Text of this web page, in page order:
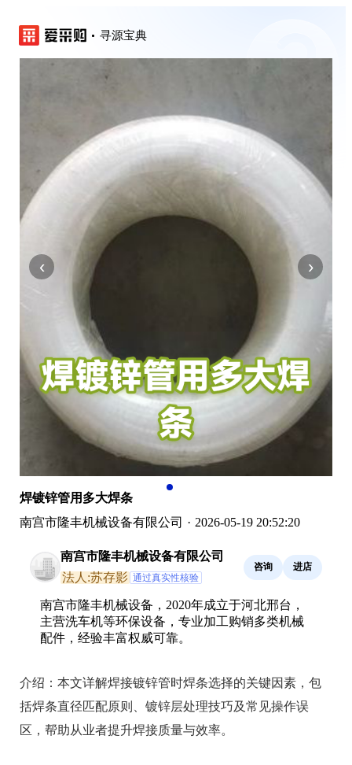
寻源宝典
‹ ›
焊镀锌管用多大焊条
南宫市隆丰机械设备有限公司 · 2026-05-19 20:52:20
南宫市隆丰机械设备有限公司
法人:苏存影 通过真实性核验
咨询 进店
南宫市隆丰机械设备，2020年成立于河北邢台，
主营洗车机等环保设备，专业加工购销多类机械
配件，经验丰富权威可靠。
介绍： 本文详解焊接镀锌管时焊条选择的关键因素，包
括焊条直径匹配原则、镀锌层处理技巧及常见操作误
区，帮助从业者提升焊接质量与效率。